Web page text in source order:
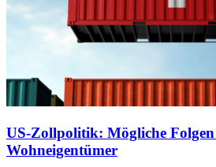
US-Zollpolitik: Mögliche
Wohneigentümer